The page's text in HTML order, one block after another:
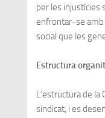
per les injustícies
enfrontar-se amb
social que les
Estructura
L’estructura de la
sindicat, i es